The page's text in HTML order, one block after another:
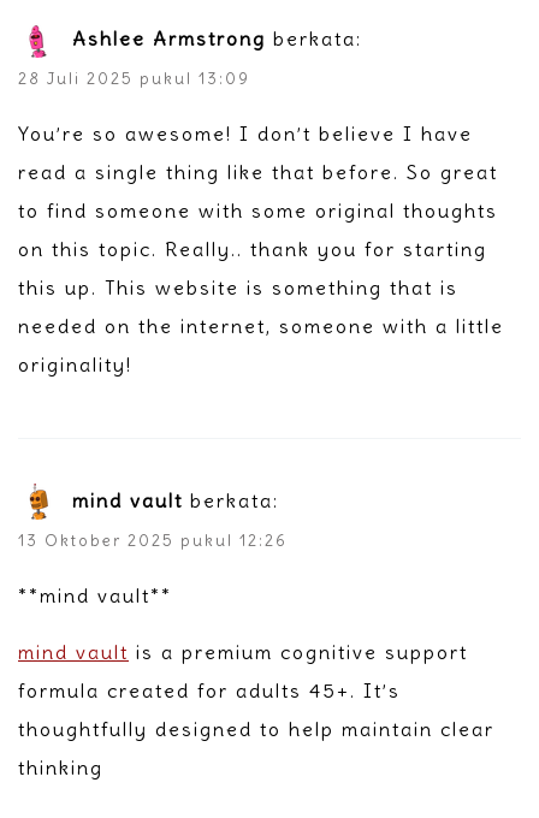
Ashlee Armstrong berkata:
28 Juli 2025 pukul 13:09
You’re so awesome! I don’t believe I have
read a single thing like that before. So great
to find someone with some original thoughts
on this topic. Really.. thank you for starting
this up. This website is something that is
needed on the internet, someone with a little
originality!
mind vault berkata:
13 Oktober 2025 pukul 12:26
**mind vault**
mind vault is a premium cognitive support
formula created for adults 45+. It’s
thoughtfully designed to help maintain clear
thinking